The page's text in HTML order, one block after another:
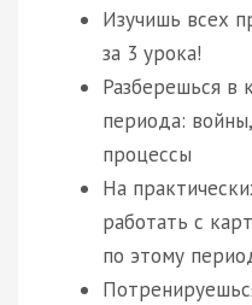
Изучишь всех
за 3 урока!
Разберешься в
периода:
процессы
На
работать с
по этому